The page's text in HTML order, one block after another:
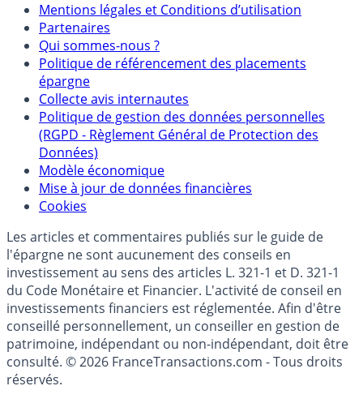
Mentions légales et Conditions d’utilisation
Partenaires
Qui sommes-nous ?
Politique de référencement des placements
épargne
Collecte avis internautes
Politique de gestion des données personnelles
(RGPD - Règlement Général de Protection des
Données)
Modèle économique
Mise à jour de données financières
Cookies
Les articles et commentaires publiés sur le guide de
l'épargne ne sont aucunement des conseils en
investissement au sens des articles L. 321-1 et D. 321-1
du Code Monétaire et Financier. L'activité de conseil en
investissements financiers est réglementée. Afin d'être
conseillé personnellement, un conseiller en gestion de
patrimoine, indépendant ou non-indépendant, doit être
consulté. © 2026 FranceTransactions.com - Tous droits
réservés.